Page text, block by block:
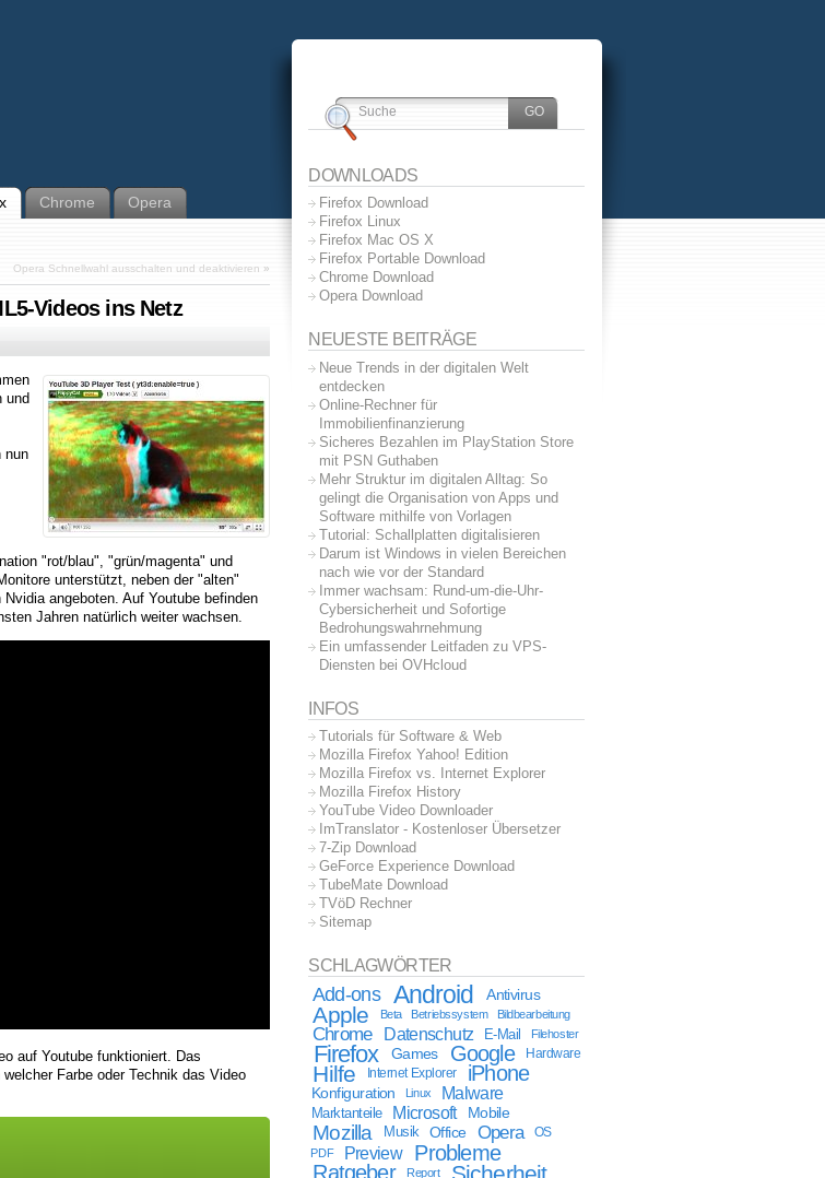
Chrome Opera
Opera Schnellwahl ausschalten und deaktivieren »
Videos ins Netz
und
nun
"rot/blau", "grün/magenta" und
unterstützt, neben der "alten"
angeboten. Auf Youtube befinden
Jahren natürlich weiter wachsen.
auf Youtube funktioniert. Das
Farbe oder Technik das Video
DOWNLOADS
Firefox Download
Firefox Linux
Firefox Mac OS X
Firefox Portable Download
Chrome Download
Opera Download
NEUESTE BEITRÄGE
Neue Trends in der digitalen Welt
entdecken
Online-Rechner für
Immobilienfinanzierung
Sicheres Bezahlen im PlayStation Store
mit PSN Guthaben
Mehr Struktur im digitalen Alltag: So
gelingt die Organisation von Apps und
Software mithilfe von Vorlagen
Tutorial: Schallplatten digitalisieren
Darum ist Windows in vielen Bereichen
nach wie vor der Standard
Immer wachsam: Rund-um-die-Uhr-
Cybersicherheit und Sofortige
Bedrohungswahrnehmung
Ein umfassender Leitfaden zu VPS-
Diensten bei OVHcloud
INFOS
Tutorials für Software & Web
Mozilla Firefox Yahoo! Edition
Mozilla Firefox vs. Internet Explorer
Mozilla Firefox History
YouTube Video Downloader
ImTranslator - Kostenloser Übersetzer
7-Zip Download
GeForce Experience Download
TubeMate Download
TVöD Rechner
Sitemap
SCHLAGWÖRTER
Add-ons Android Antivirus
Apple Beta Betriebssystem Bildbearbeitung
Chrome Datenschutz E-Mail Filehoster
Firefox Games Google Hardware
Hilfe Internet Explorer iPhone
Konfiguration Linux Malware
Marktanteile Microsoft Mobile
Mozilla Musik Office Opera
OS
PDF
Preview
Probleme
Ratgeber
Report Sicherheit